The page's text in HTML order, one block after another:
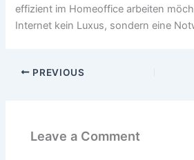
effizient im Homeoffice arbeiten
Internet kein Luxus, sondern eine
PREVIOUS
Leave a Comment